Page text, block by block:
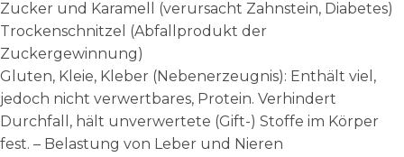
Zucker und Karamell (verursacht Zahnstein, Diabetes)
Trockenschnitzel (Abfallprodukt der
Zuckergewinnung)
Gluten, Kleie, Kleber (Nebenerzeugnis): Enthält viel,
jedoch nicht verwertbares, Protein. Verhindert
Durchfall, hält unverwertete (Gift-) Stoffe im Körper
fest. – Belastung von Leber und Nieren